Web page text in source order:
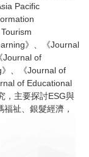
Pacific
》、《Journal
Journal of
、《Journal of
of Educational
，主要探討ESG與
祉、銀髮經濟，